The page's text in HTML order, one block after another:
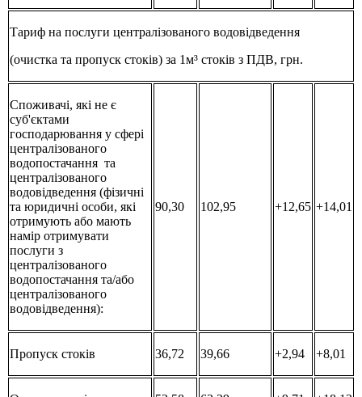
Тариф на послуги централізованого водовідведення
(очистка та пропуск стоків) за 1м³ стоків з ПДВ, грн.
Споживачі, які не є
суб'єктами
господарювання у сфері
централізованого
водопостачання та
централізованого
водовідведення (фізичні
та юридичні особи, які
отримують або мають
намір отримувати
послуги з
централізованого
водопостачання та/або
централізованого
водовідведення):
90,30 102,95 +12,65 +14,01
Пропуск стоків 36,72 39,66 +2,94 +8,01